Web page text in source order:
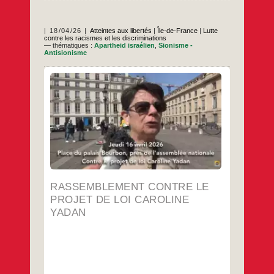
18/04/26 Atteintes aux libertés | Île-de-France| Lutte
contre les racismes et les discriminations
— thématiques :Apartheid israélien ,Sionisme -
Antisionisme
RASSEMBLEMENT CONTRE LE
PROJET DE LOI CAROLINE
YADAN
Le jeudi 16 avril 2026, près de l’Assemblée
Nationale, rassemblement contre le projet
de loi Caroline Yadan. Chaîne du Télé Bocal
…